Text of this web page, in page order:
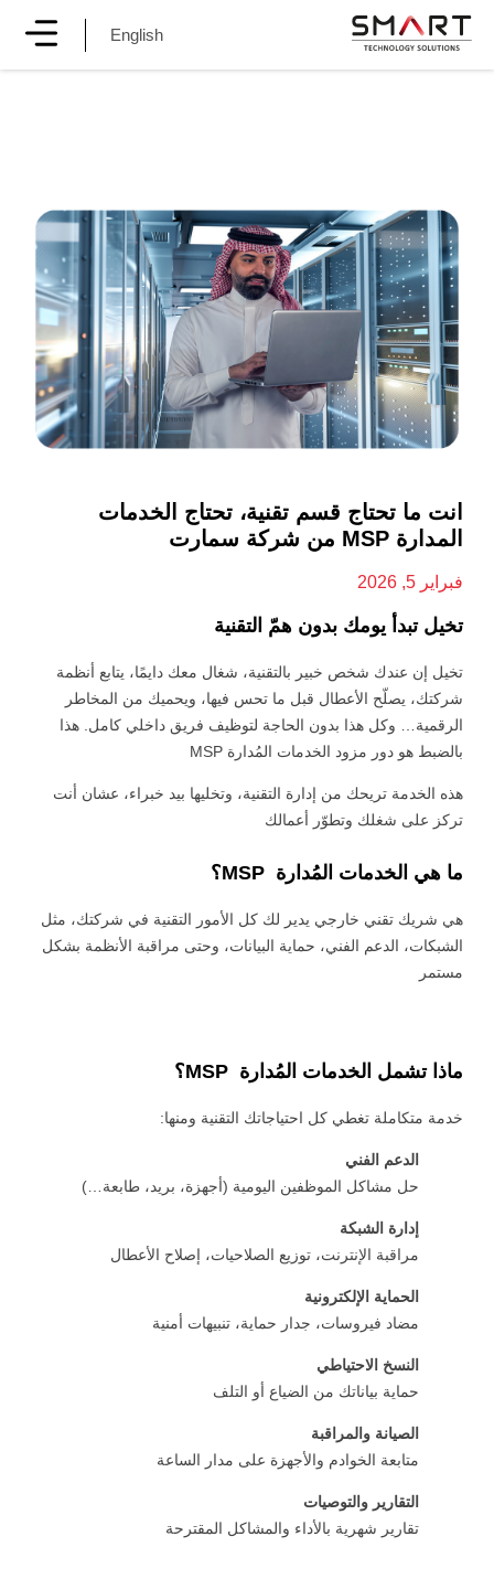
English
انت ما تحتاج قسم تقنية، تحتاج الخدمات
المدارة MSP من شركة سمارت
فبراير 5, 2026
تخيل تبدأ يومك بدون همّ التقنية
تخيل إن عندك شخص خبير بالتقنية، شغال معك دايمًا، يتابع أنظمة
شركتك، يصلّح الأعطال قبل ما تحس فيها، ويحميك من المخاطر
الرقمية… وكل هذا بدون الحاجة لتوظيف فريق داخلي كامل. هذا
بالضبط هو دور مزود الخدمات المُدارة MSP
هذه الخدمة تريحك من إدارة التقنية، وتخليها بيد خبراء، عشان أنت
تركز على شغلك وتطوّر أعمالك
ما هي الخدمات المُدارة MSP؟
هي شريك تقني خارجي يدير لك كل الأمور التقنية في شركتك، مثل
الشبكات، الدعم الفني، حماية البيانات، وحتى مراقبة الأنظمة بشكل
مستمر
ماذا تشمل الخدمات المُدارة MSP؟
خدمة متكاملة تغطي كل احتياجاتك التقنية ومنها:
الدعم الفني
حل مشاكل الموظفين اليومية (أجهزة، بريد، طابعة…)
إدارة الشبكة
مراقبة الإنترنت، توزيع الصلاحيات، إصلاح الأعطال
الحماية الإلكترونية
مضاد فيروسات، جدار حماية، تنبيهات أمنية
النسخ الاحتياطي
حماية بياناتك من الضياع أو التلف
الصيانة والمراقبة
متابعة الخوادم والأجهزة على مدار الساعة
التقارير والتوصيات
تقارير شهرية بالأداء والمشاكل المقترحة